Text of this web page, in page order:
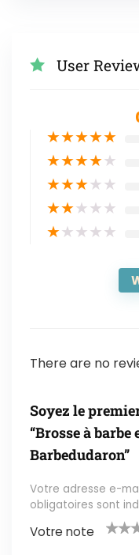
User
★★★★★
★★★★★
★★★★★
★★★★★
★★★★★
There are no
Soyez le
“Brosse à
Barbedudaron”
Votre adresse e-
obligatoires sont
Votre note